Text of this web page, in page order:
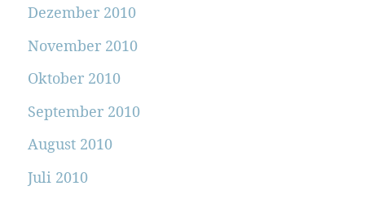
Dezember 2010
November 2010
Oktober 2010
September 2010
August 2010
Juli 2010